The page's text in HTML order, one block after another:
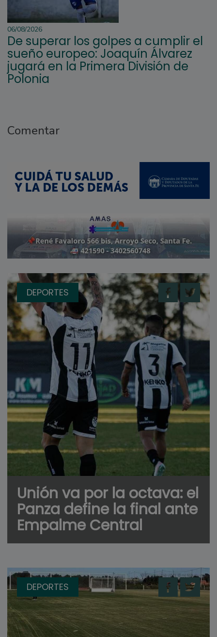
06/08/2026
De superar los golpes a cumplir el
sueño europeo: Joaquín Álvarez
jugará en la Primera División de
Polonia
Comentar
DEPORTES
Unión va por la octava: el
Panza define la final ante
Empalme Central
DEPORTES